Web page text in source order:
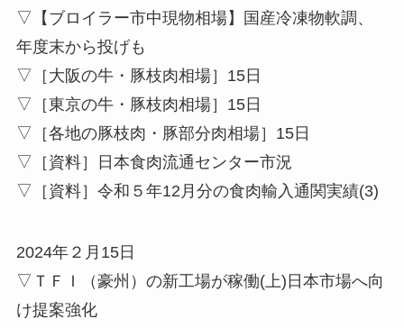
▽【ブロイラー市中現物相場】国産冷凍物軟調、
年度末から投げも
▽［大阪の牛・豚枝肉相場］15日
▽［東京の牛・豚枝肉相場］15日
▽［各地の豚枝肉・豚部分肉相場］15日
▽［資料］日本食肉流通センター市況
▽［資料］令和５年12月分の食肉輸入通関実績(3)
2024年２月15日
▽ＴＦＩ（豪州）の新工場が稼働(上)日本市場へ向
け提案強化